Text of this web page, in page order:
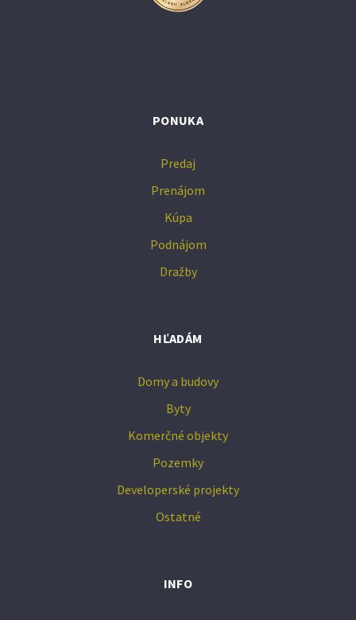
PONUKA
Predaj
Prenájom
Kúpa
Podnájom
Dražby
HĽADÁM
Domy a budovy
Byty
Komerčné objekty
Pozemky
Developerské projekty
Ostatné
INFO